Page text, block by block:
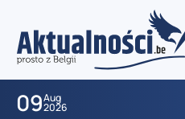
09Aug
2026